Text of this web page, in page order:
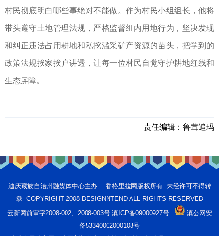
村民彻底明白哪些事绝对不能做。作为村民小组组长，他将
带头遵守土地管理法规，严格监督组内用地行为，坚决发现
和纠正违法占用耕地和私挖滥采矿产资源的苗头，把学到的
政策法规挨家挨户讲透，让每一位村民自觉守护耕地红线和
生态屏障。
责任编辑： 鲁茸追玛
迪庆藏族自治州融媒体中心主办 香格里拉网版权所有 未经许可不得转
载 COPYRIGHT 2008 DESIGNNTEND ALL RIGHTS RESERVED
云新网前审字2008-002、2008-003号 滇ICP备09000927号
滇公网安
备53340002000108号